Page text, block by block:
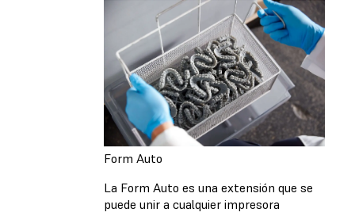
Form Auto
La Form Auto es una extensión que se
puede unir a cualquier impresora